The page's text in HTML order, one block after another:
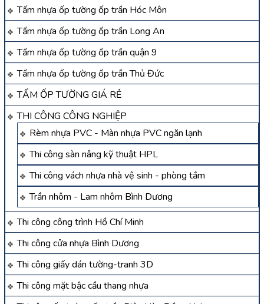
Tấm nhựa ốp tường ốp trần Hóc Môn
Tấm nhựa ốp tường ốp trần Long An
Tấm nhựa ốp tường ốp trần quận 9
Tấm nhựa ốp tường ốp trần Thủ Đức
TẤM ỐP TƯỜNG GIÁ RẺ
THI CÔNG CÔNG NGHIỆP
Rèm nhựa PVC - Màn nhựa PVC ngăn lạnh
Thi công sàn nâng kỹ thuật HPL
Thi công vách nhựa nhà vệ sinh - phòng tắm
Trần nhôm - Lam nhôm Bình Dương
Thi công công trình Hồ Chí Minh
Thi công cửa nhựa Bình Dương
Thi công giấy dán tường-tranh 3D
Thi công mặt bậc cầu thang nhựa